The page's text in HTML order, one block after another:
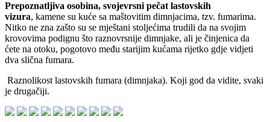
Prepoznatljiva osobina, svojevrsni pečat lastovskih
vizura, kamene su kuće sa maštovitim dimnjacima, tzv. fumarima.
Nitko ne zna zašto su se mještani stoljećima trudili da na svojim
krovovima podignu što raznovrsnije dimnjake, ali je činjenica da
ćete na otoku, pogotovo među starijim kućama rijetko gdje vidjeti
dva slična fumara.
Raznolikost lastovskih fumara (dimnjaka). Koji god da vidite, svaki
je drugačiji.